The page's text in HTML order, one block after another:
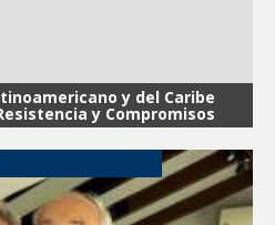
y del Caribe
y Compromisos